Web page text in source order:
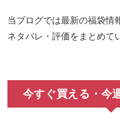
当ブログでは最新の福袋情
ネタバレ・評価をまとめて
今すぐ買える・今